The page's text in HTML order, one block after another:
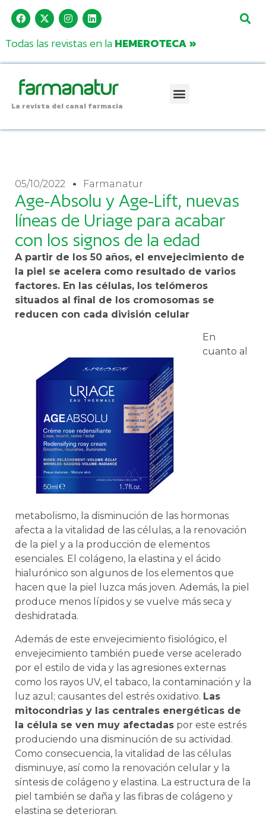
Todas las revistas en la HEMEROTECA »
La revista del canal farmacia
05/10/2022 Farmanatur
Age-Absolu y Age-Lift, nuevas
líneas de Uriage para acabar
con los signos de la edad
A partir de los 50 años, el envejecimiento de
la piel se acelera como resultado de varios
factores. En las células, los telómeros
situados al final de los cromosomas se
reducen con cada división celular
En
cuanto al
metabolismo, la disminución de las hormonas
afecta a la vitalidad de las células, a la renovación
de la piel y a la producción de elementos
esenciales. El colágeno, la elastina y el ácido
hialurónico son algunos de los elementos que
hacen que la piel luzca más joven. Además, la piel
produce menos lípidos y se vuelve más seca y
deshidratada.
Además de este envejecimiento fisiológico, el
envejecimiento también puede verse acelerado
por el estilo de vida y las agresiones externas
como los rayos UV, el tabaco, la contaminación y la
luz azul; causantes del estrés oxidativo. Las
mitocondrias y las centrales energéticas de
la célula se ven muy afectadas por este estrés
produciendo una disminución de su actividad.
Como consecuencia, la vitalidad de las células
disminuye, así como la renovación celular y la
síntesis de colágeno y elastina. La estructura de la
piel también se daña y las fibras de colágeno y
elastina se deterioran.